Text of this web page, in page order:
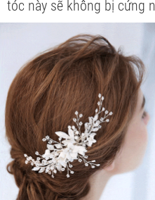
tóc này sẽ không bị cứng